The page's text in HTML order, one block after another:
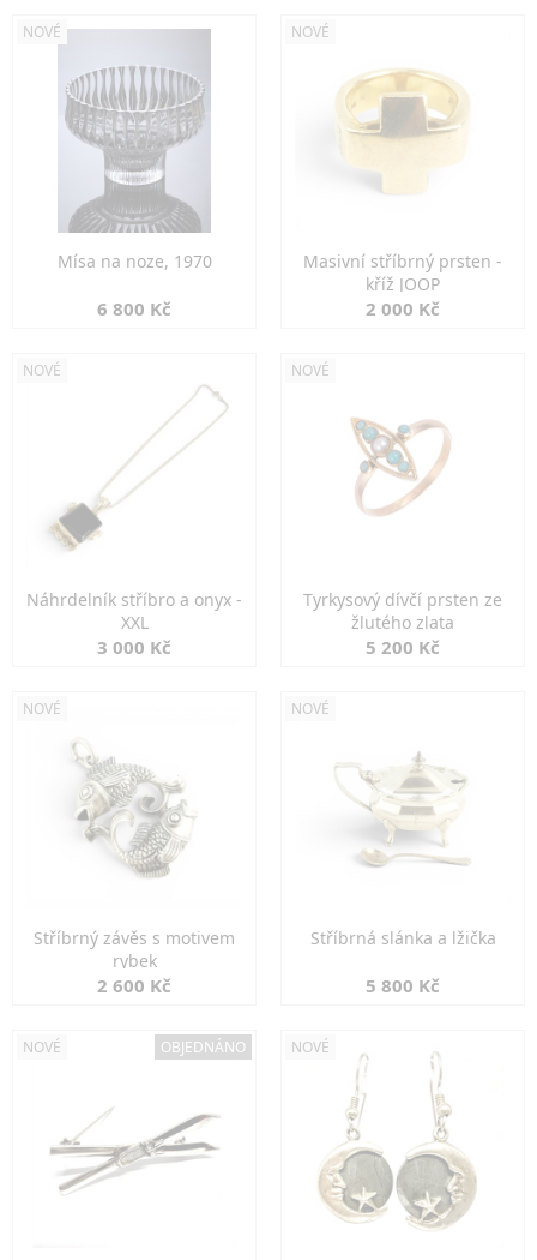
NOVÉ
Mísa na noze, 1970
6 800 Kč
NOVÉ
Masivní stříbrný prsten -
kříž JOOP
2 000 Kč
NOVÉ
Náhrdelník stříbro a onyx -
XXL
3 000 Kč
NOVÉ
Tyrkysový dívčí prsten ze
žlutého zlata
5 200 Kč
NOVÉ
Stříbrný závěs s motivem
rybek
2 600 Kč
NOVÉ
Stříbrná slánka a lžička
5 800 Kč
NOVÉ OBJEDNÁNO NOVÉ